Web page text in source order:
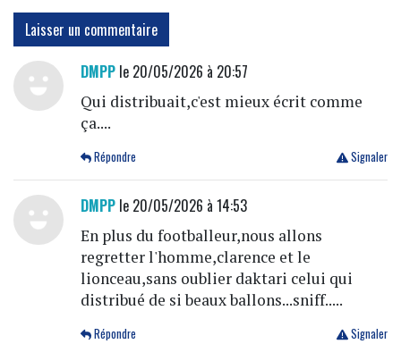
Laisser un commentaire
DMPPle 20/05/2026 à 20:57
Qui distribuait,c'est mieux écrit comme
ça....
Signaler
Répondre
DMPPle 20/05/2026 à 14:53
En plus du footballeur,nous allons
regretter l'homme,clarence et le
lionceau,sans oublier daktari celui qui
distribué de si beaux ballons...sniff.....
Signaler
Répondre